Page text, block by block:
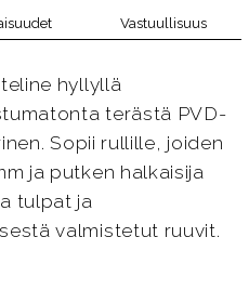
Vastuullisuus
hyllyllä
terästä PVD-
Sopii rullille, joiden
ja putken halkaisija
tulpat ja
valmistetut ruuvit.